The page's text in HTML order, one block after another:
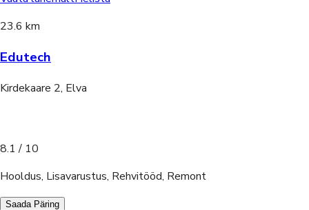
23.6 km
Edutech
Kirdekaare 2, Elva
8.1 / 10
Hooldus, Lisavarustus, Rehvitööd, Remont
Saada Päring